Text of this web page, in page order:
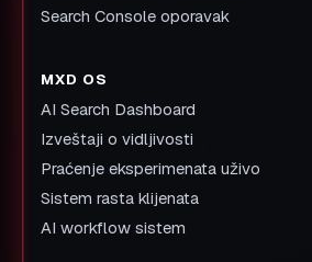
Search Console oporavak
MXD OS
AI Search Dashboard
Izveštaji o vidljivosti
Praćenje eksperimenata uživo
Sistem rasta klijenata
AI workflow sistem